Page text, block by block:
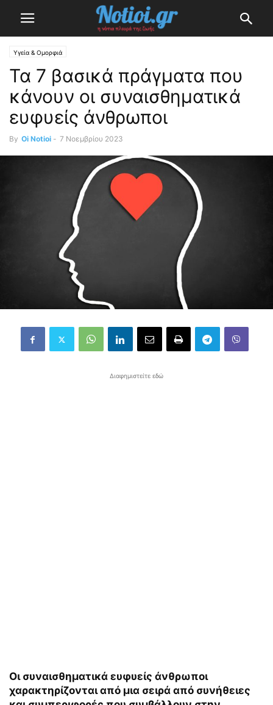
Υγεία & Ομορφιά
Τα 7 βασικά πράγματα που
κάνουν οι συναισθηματικά
ευφυείς άνθρωποι
By Oi Notioi - 7 Νοεμβρίου 2023
Διαφημιστείτε εδώ
Οι συναισθηματικά ευφυείς άνθρωποι
χαρακτηρίζονται από μια σειρά από συνήθειες